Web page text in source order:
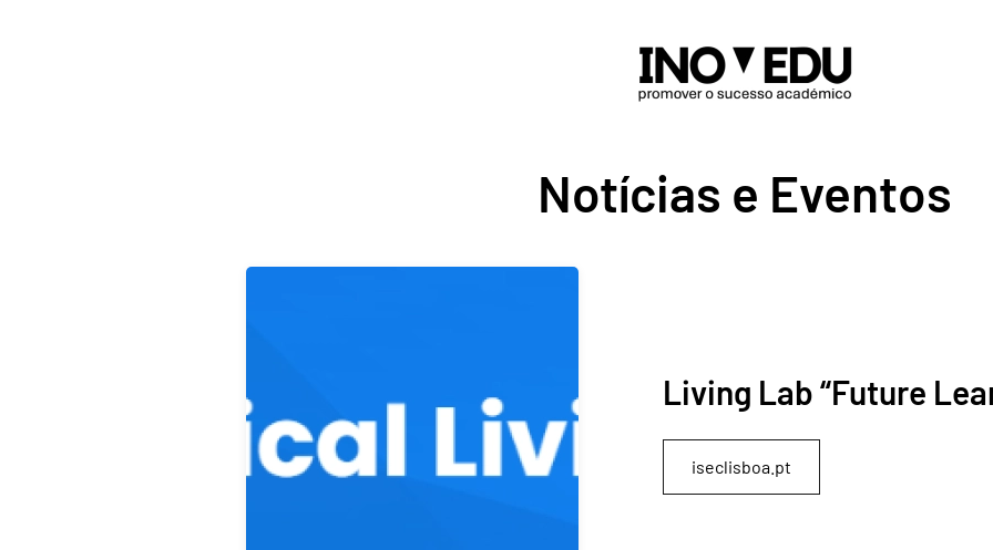
Notícias e Eventos
Living Lab “Future
iseclisboa.pt